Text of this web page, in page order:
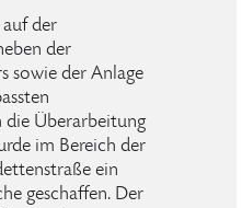
der
der
sowie der Anlage
die Überarbeitung
im Bereich der
ein
geschaffen. Der